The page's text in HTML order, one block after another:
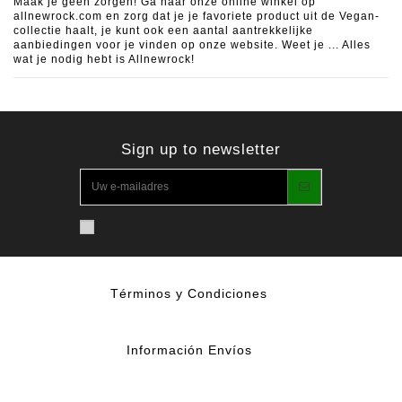
allnewrock.com en zorg dat je je favoriete product uit de Vegan-
collectie haalt, je kunt ook een aantal aantrekkelijke
aanbiedingen voor je vinden op onze website. Weet je ... Alles
wat je nodig hebt is Allnewrock!
Sign up to newsletter
Términos y Condiciones
Información Envíos